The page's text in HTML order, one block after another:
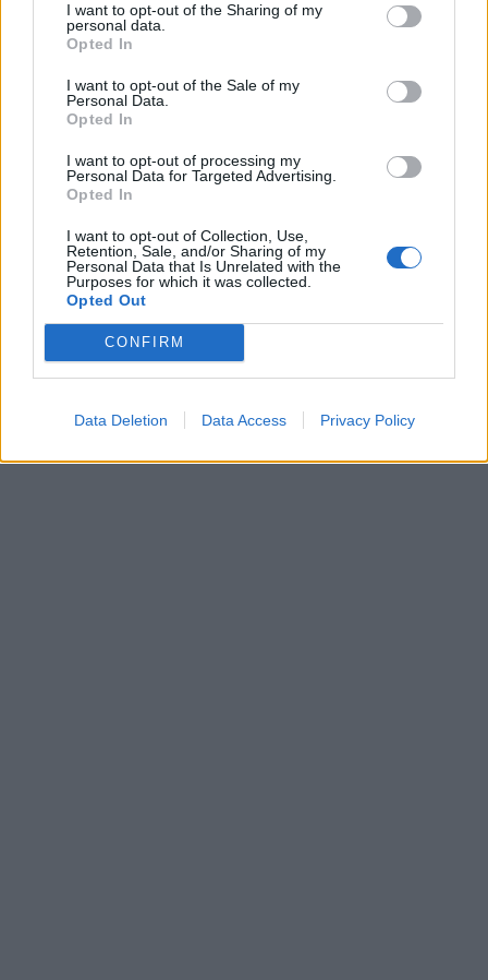
I want to opt-out of the Sharing of my
personal data.
Opted In
I want to opt-out of the Sale of my
Personal Data.
Opted In
I want to opt-out of processing my
Personal Data for Targeted Advertising.
Opted In
I want to opt-out of Collection, Use,
Retention, Sale, and/or Sharing of my
Personal Data that Is Unrelated with the
Purposes for which it was collected.
Opted Out
CONFIRM
Data Deletion Data Access Privacy Policy
Απόψεις
Το τρένο της Πελοποννήσου - Αλήθειες
και ψέματα